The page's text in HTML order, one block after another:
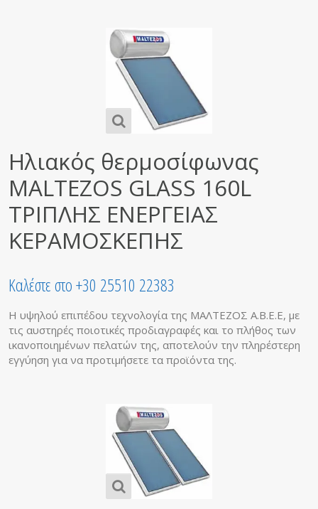
Ηλιακός θερμοσίφωνας
MALTEZOS GLASS 160L
ΤΡΙΠΛΗΣ ΕΝΕΡΓΕΙΑΣ
ΚΕΡΑΜΟΣΚΕΠΗΣ
Καλέστε στο +30 25510 22383
Η υψηλού επιπέδου τεχνολογία της ΜΑΛΤΕΖΟΣ Α.Β.Ε.Ε, με
τις αυστηρές ποιοτικές προδιαγραφές και το πλήθος των
ικανοποιημένων πελατών της, αποτελούν την πληρέστερη
εγγύηση για να προτιμήσετε τα προϊόντα της.